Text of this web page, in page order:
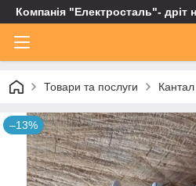
Компанія "Електросталь"- дріт
Товари та послуги
–13%